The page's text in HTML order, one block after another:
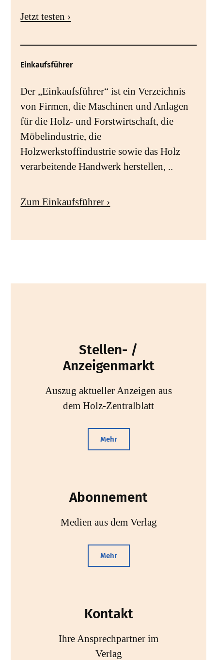
Jetzt testen ›
Einkaufsführer
Der „Einkaufsführer“ ist ein Verzeichnis
von Firmen, die Maschinen und Anlagen
für die Holz- und Forstwirtschaft, die
Möbelindustrie, die
Holzwerkstoffindustrie sowie das Holz
verarbeitende Handwerk herstellen, ..
Zum Einkaufsführer ›
Stellen- /
Anzeigenmarkt
Auszug aktueller Anzeigen aus
dem Holz-Zentralblatt
Mehr
Abonnement
Medien aus dem Verlag
Mehr
Kontakt
Ihre Ansprechpartner im
Verlag